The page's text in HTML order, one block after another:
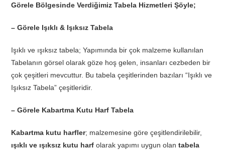
Görele Bölgesinde Verdiğimiz Tabela Hizmetleri Şöyle;
– Görele Işıklı & Işıksız Tabela
Işıklı ve ışıksız tabela; Yapımında bir çok malzeme kullanılan
Tabelanın görsel olarak göze hoş gelen, insanları cezbeden bir
çok çeşitleri mevcuttur. Bu tabela çeşitlerinden bazıları “Işıklı ve
Işıksız Tabela” çeşitleridir.
– Görele Kabartma Kutu Harf Tabela
Kabartma kutu harfler; malzemesine göre çeşitlendirilebilir,
ışıklı ve ışıksız kutu harf olarak yapımı uygun olantabela